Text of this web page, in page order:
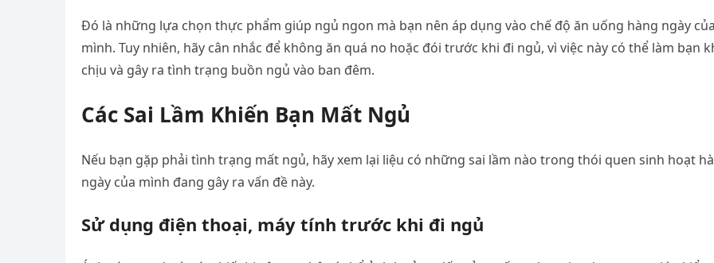
Đó là những lựa chọn thực phẩm giúp ngủ ngon mà bạn nên áp dụng vào chế độ ăn uống hàng ngày của
mình. Tuy nhiên, hãy cân nhắc để không ăn quá no hoặc đói trước khi đi ngủ, vì việc này có thể làm bạn
chịu và gây ra tình trạng buồn ngủ vào ban đêm.
Các Sai Lầm Khiến Bạn Mất Ngủ
Nếu bạn gặp phải tình trạng mất ngủ, hãy xem lại liệu có những sai lầm nào trong thói quen sinh hoạt
ngày của mình đang gây ra vấn đề này.
Sử dụng điện thoại, máy tính trước khi đi ngủ